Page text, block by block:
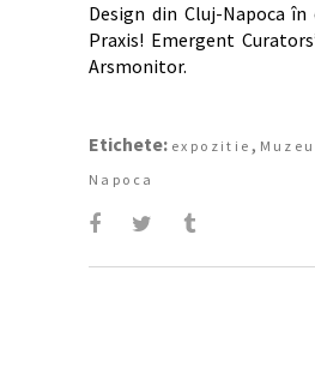
Design din Cluj-Napoca
Praxis! Emergent
Arsmonitor.
Etichete: expozitie ,
Napoca